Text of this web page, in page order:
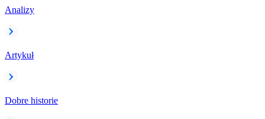
Analizy
Artykuł
Dobre historie